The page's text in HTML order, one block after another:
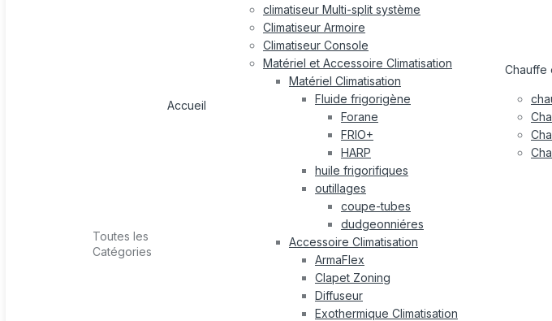
Toutes les
Catégories
Accueil
climatiseur Multi-split système
Climatiseur Armoire
Climatiseur Console
Matériel et Accessoire Climatisation
Matériel Climatisation
Fluide frigorigène
Forane
FRIO+
HARP
huile frigorifiques
outillages
coupe-tubes
dudgeonniéres
Accessoire Climatisation
ArmaFlex
Clapet Zoning
Diffuseur
Exothermique Climatisation
Chauffe